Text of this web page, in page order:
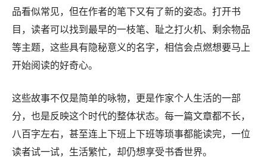
品看似常见，但在作者的笔下又有了新的姿态。打开书
目，读者可以找到最早的一枝笔、耻之打火机、剩余物品
等主题，这些具有隐秘意义的名字，相信会点燃想要马上
开始阅读的好奇心。
这些故事不仅是简单的咏物，更是作家个人生活的一部
分，也是反映这个时代的整体状态。每一篇文章都不长，
八百字左右，甚至连上下班上下班等琐事都能读完，一位
读者试一试，生活繁忙，却仍想享受书香世界。